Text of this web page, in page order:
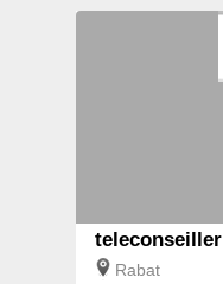
teleconseiller
Rabat